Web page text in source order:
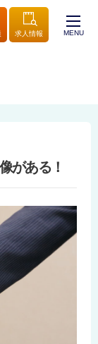
求人情報 MENU
がある！